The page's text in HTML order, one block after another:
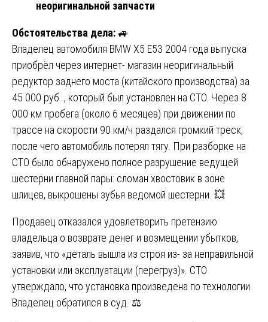
неоригинальной запчасти
Обстоятельства дела: 🚙
Владелец автомобиля BMW X5 E53 2004 года выпуска
приобрёл через интернет- магазин неоригинальный
редуктор заднего моста (китайского производства) за
45 000 руб. , который был установлен на СТО. Через 8
000 км пробега (около 6 месяцев) при движении по
трассе на скорости 90 км/ч раздался громкий треск,
после чего автомобиль потерял тягу. При разборке на
СТО было обнаружено полное разрушение ведущей
шестерни главной пары: сломан хвостовик в зоне
шлицев, выкрошены зубья ведомой шестерни. 💥
Продавец отказался удовлетворить претензию
владельца о возврате денег и возмещении убытков,
заявив, что «деталь вышла из строя из- за неправильной
установки или эксплуатации (перегруз)». СТО
утверждало, что установка произведена по технологии.
Владелец обратился в суд. ⚖️